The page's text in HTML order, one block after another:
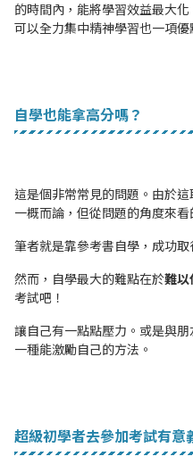
的時間內，能將學習效益最大
可以全力集中精神學習也一項優
自學也能拿高分嗎？
這是個非常常見的問題。由於
一概而論，但從問題的角度來看
筆者就是靠參考書自學，成功取
然而，自學最大的難點在於難以
考試吧！
讓自己有一點點壓力。或是與
一種能激勵自己的方法。
超級初學者去參加考試有意